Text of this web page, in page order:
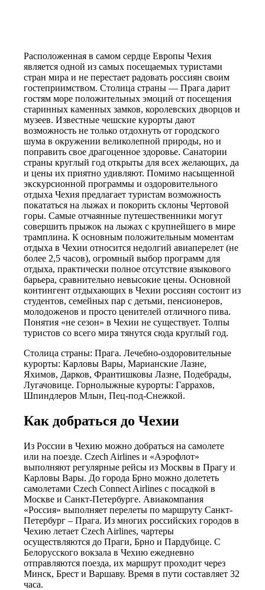
Расположенная в самом сердце Европы Чехия
является одной из самых посещаемых туристами
стран мира и не перестает радовать россиян своим
гостеприимством. Столица страны — Прага дарит
гостям море положительных эмоций от посещения
старинных каменных замков, королевских дворцов и
музеев. Известные чешские курорты дают
возможность не только отдохнуть от городского
шума в окружении великолепной природы, но и
поправить свое драгоценное здоровье. Санатории
страны круглый год открыты для всех желающих, да
и цены их приятно удивляют. Помимо насыщенной
экскурсионной программы и оздоровительного
отдыха Чехия предлагает туристам возможность
покататься на лыжах и покорить склоны Чертовой
горы. Самые отчаянные путешественники могут
совершить прыжок на лыжах с крупнейшего в мире
трамплина. К основным положительным моментам
отдыха в Чехии относится недолгий авиаперелет (не
более 2,5 часов), огромный выбор программ для
отдыха, практически полное отсутствие языкового
барьера, сравнительно невысокие цены. Основной
контингент отдыхающих в Чехии россиян состоит из
студентов, семейных пар с детьми, пенсионеров,
молодоженов и просто ценителей отличного пива.
Понятия «не сезон» в Чехии не существует. Толпы
туристов со всего мира тянутся сюда круглый год.
Столица страны: Прага. Лечебно-оздоровительные
курорты: Карловы Вары, Марианские Лазне,
Яхимов, Дарков, Франтишковы Лазне, Подебрады,
Лугачовице. Горнолыжные курорты: Гаррахов,
Шпиндлеров Млын, Пец-под-Снежкой.
Как добраться до Чехии
Из России в Чехию можно добраться на самолете
или на поезде. Czech Airlines и «Аэрофлот»
выполняют регулярные рейсы из Москвы в Прагу и
Карловы Вары. До города Брно можно долететь
самолетами Czech Connect Airlines с посадкой в
Москве и Санкт-Петербурге. Авиакомпания
«Россия» выполняет перелеты по маршруту Санкт-
Петербург – Прага. Из многих российских городов в
Чехию летает Czech Airlines, чартеры
осуществляются до Праги, Брно и Пардубице. С
Белорусского вокзала в Чехию ежедневно
отправляются поезда, их маршрут проходит через
Минск, Брест и Варшаву. Время в пути составляет 32
часа.